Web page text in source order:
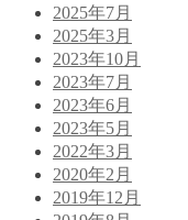
2025年7月
2025年3月
2023年10月
2023年7月
2023年6月
2023年5月
2022年3月
2020年2月
2019年12月